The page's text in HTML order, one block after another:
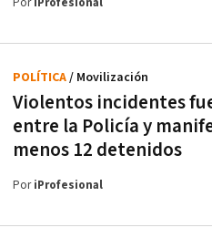
PoriProfesional
Violentos incidentes
entre la Policía y
menos 12 detenidos
POLÍTICA/ Movilización
PoriProfesional